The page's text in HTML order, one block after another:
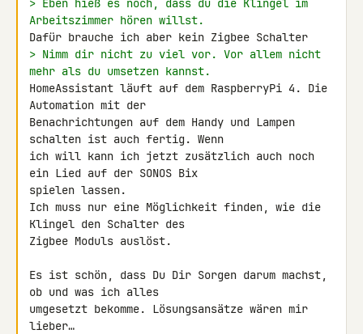
> Eben hieß es noch, dass du die Klingel im
Arbeitszimmer hören willst.
> Nimm dir nicht zu viel vor. Vor allem nicht
mehr als du umsetzen kannst.
HomeAssistant läuft auf dem RaspberryPi 4. Die
Automation mit der
Benachrichtungen auf dem Handy und Lampen
schalten ist auch fertig. Wenn
ich will kann ich jetzt zusätzlich auch noch
ein Lied auf der SONOS Bix
spielen lassen.
Ich muss nur eine Möglichkeit finden, wie die
Klingel den Schalter des
Zigbee Moduls auslöst.
Es ist schön, dass Du Dir Sorgen darum machst,
ob und was ich alles
umgesetzt bekomme. Lösungsansätze wären mir
lieber…